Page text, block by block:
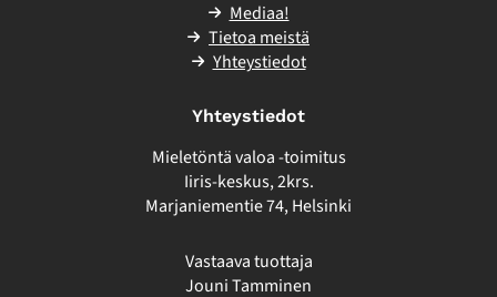
Mediaa!
Tietoa meistä
Yhteystiedot
Yhteystiedot
Mieletöntä valoa -toimitus
Iiris-keskus, 2krs.
Marjaniementie 74, Helsinki
Vastaava tuottaja
Jouni Tamminen